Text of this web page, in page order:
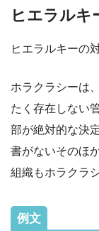
ヒエラルキ
ヒエラルキーの
ホラクラシーは
たく存在しない
部が絶対的な決
書がないそのほ
組織もホラクラ
例文